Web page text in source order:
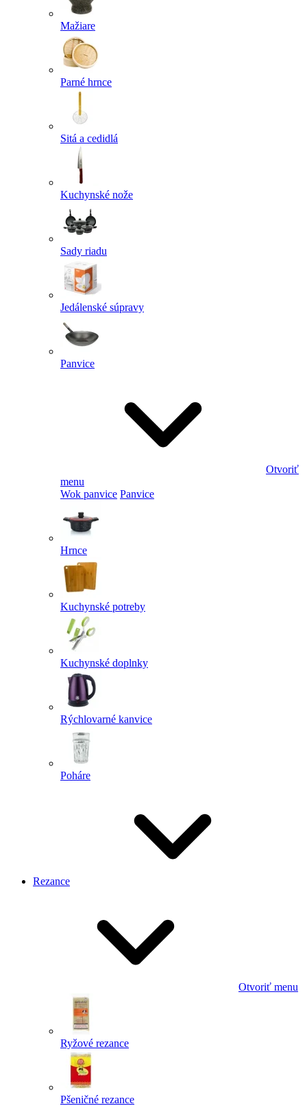
Mažiare
Parné hrnce
Sitá a cedidlá
Kuchynské nože
Sady riadu
Jedálenské súpravy
Panvice
Otvoriť
menu
Wok panvice Panvice
Hrnce
Kuchynské potreby
Kuchynské doplnky
Rýchlovarné kanvice
Poháre
Rezance
Otvoriť menu
Ryžové rezance
Pšeničné rezance